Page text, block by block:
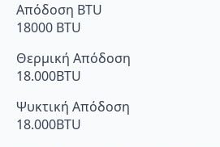
Απόδοση BTU
18000 BTU
Θερμική Απόδοση
18.000BTU
Ψυκτική Απόδοση
18.000BTU